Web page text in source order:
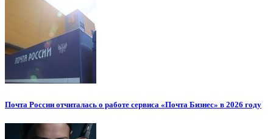
Почта России отчиталась о работе сервиса «Почта Бизнес» в 2026 году